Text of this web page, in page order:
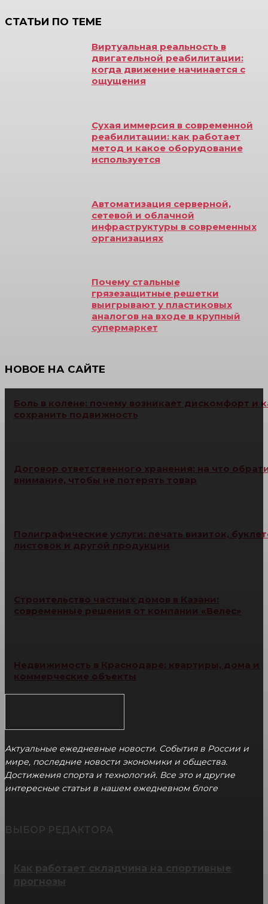
СТАТЬИ ПО ТЕМЕ
Виртуальная реальность в
двигательной реабилитации:
когда движение начинается с
ощущения
Сухая иммерсия в современной
реабилитации: как работает
метод и какое оборудование
используется
Автоматизация серверной,
сетевой и облачной
инфраструктуры в современных
организациях
Почему стальные
грязезащитные решетки
выигрывают у пластиковых
аналогов на входе в крупный
супермаркет
НОВОЕ НА САЙТЕ
Боль в колене: почему возникает дискомфорт и
сохранить подвижность
Договор ответственного хранения: на что
внимание, чтобы не потерять товар
Полиграфические услуги: печать визиток,
листовок и другой продукции
Строительство частных домов в Казани:
современные решения от компании «Велес»
Недвижимость в Краснодаре: квартиры, дома и
коммерческие объекты
Актуальные ежедневные новости. События в России и
мире, последние новости экономики и общества.
Достижения спорта и технологий. Все это и другие
интересные статьи в нашем ежедневном блоге